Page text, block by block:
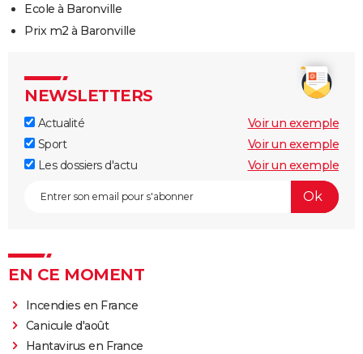
Ecole à Baronville
Prix m2 à Baronville
NEWSLETTERS
Actualité
Voir un exemple
Sport
Voir un exemple
Les dossiers d'actu
Voir un exemple
EN CE MOMENT
Incendies en France
Canicule d'août
Hantavirus en France